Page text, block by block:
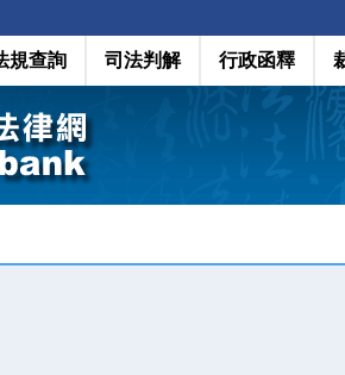
規查詢 司法判解 行政函釋